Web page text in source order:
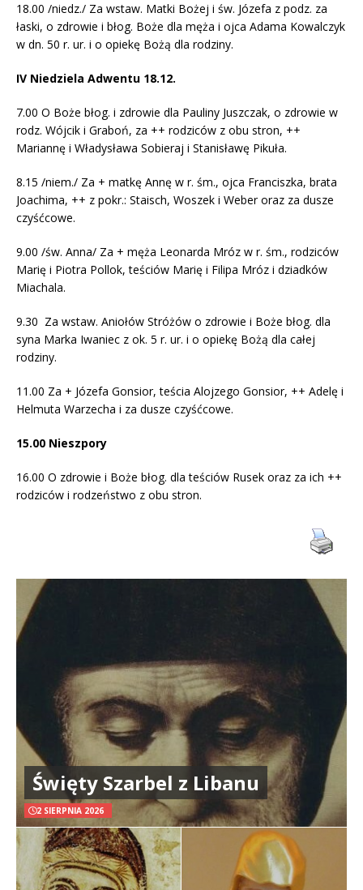
18.00 /niedz./ Za wstaw. Matki Bożej i św. Józefa z podz. za
łaski, o zdrowie i błog. Boże dla męża i ojca Adama Kowalczyk
w dn. 50 r. ur. i o opiekę Bożą dla rodziny.
IV Niedziela Adwentu 18.12.
7.00 O Boże błog. i zdrowie dla Pauliny Juszczak, o zdrowie w
rodz. Wójcik i Graboń, za ++ rodziców z obu stron, ++
Mariannę i Władysława Sobieraj i Stanisławę Pikuła.
8.15 /niem./ Za + matkę Annę w r. śm., ojca Franciszka, brata
Joachima, ++ z pokr.: Staisch, Woszek i Weber oraz za dusze
czyśćcowe.
9.00 /św. Anna/ Za + męża Leonarda Mróz w r. śm., rodziców
Marię i Piotra Pollok, teściów Marię i Filipa Mróz i dziadków
Miachala.
9.30 Za wstaw. Aniołów Stróżów o zdrowie i Boże błog. dla
syna Marka Iwaniec z ok. 5 r. ur. i o opiekę Bożą dla całej
rodziny.
11.00 Za + Józefa Gonsior, teścia Alojzego Gonsior, ++ Adelę i
Helmuta Warzecha i za dusze czyśćcowe.
15.00 Nieszpory
16.00 O zdrowie i Boże błog. dla teściów Rusek oraz za ich ++
rodziców i rodzeństwo z obu stron.
Święty Szarbel z Libanu
2 SIERPNIA 2026